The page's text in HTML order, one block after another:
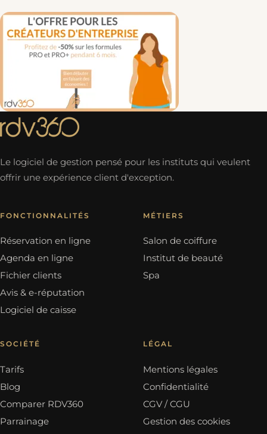
Le logiciel de gestion pensé pour les instituts qui veulent
offrir une expérience client d'exception.
FONCTIONNALITÉS
Réservation en ligne
Agenda en ligne
Fichier clients
Avis & e-réputation
Logiciel de caisse
MÉTIERS
Salon de coiffure
Institut de beauté
Spa
SOCIÉTÉ
Tarifs
Blog
Comparer RDV360
Parrainage
LÉGAL
Mentions légales
Confidentialité
CGV / CGU
Gestion des cookies